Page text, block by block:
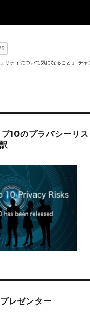
リティについて気になること」 チ
10のプラバシーリス
レゼンター